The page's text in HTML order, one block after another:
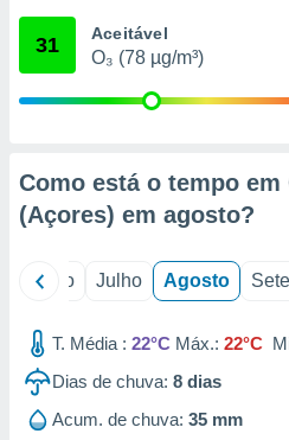
através
1199
31 Aceitável
O₃ (78 µg/m³)
Como está o tempo em
(Açores) em agosto?
Junho Julho Agosto
T. Média : 22°C Máx.: 22°C
Dias de chuva: 8 dias
Acum. de chuva: 35 mm